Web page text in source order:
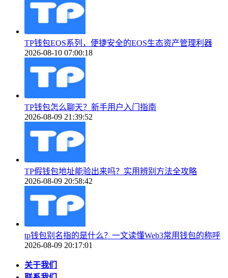
TP钱包EOS系列，便捷安全的EOS生态资产管理利器
2026-08-10 07:00:18
TP钱包怎么聊天？新手用户入门指南
2026-08-09 21:39:52
TP假钱包地址能验出来吗？实用辨别方法全攻略
2026-08-09 20:58:42
tp钱包别名指的是什么？一文读懂Web3常用钱包的称呼
2026-08-09 20:17:01
关于我们